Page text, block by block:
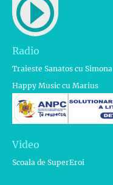
Radio
Traieste Sanatos cu Simona
Happy Music cu Marius
Video
Scoala de SuperEroi